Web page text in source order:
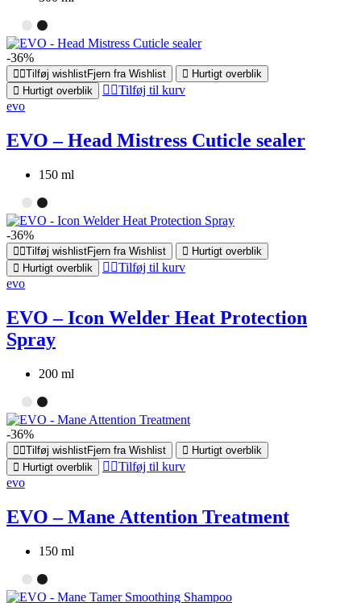
-36%
Tilføj wishlistFjern fra Wishlist
Hurtigt overblik
Hurtigt overblik
Tilføj til kurv
evo
EVO – Head Mistress Cuticle sealer
150 ml
-36%
Tilføj wishlistFjern fra Wishlist
Hurtigt overblik
Hurtigt overblik
Tilføj til kurv
evo
EVO – Icon Welder Heat Protection
Spray
200 ml
-36%
Tilføj wishlistFjern fra Wishlist
Hurtigt overblik
Hurtigt overblik
Tilføj til kurv
evo
EVO – Mane Attention Treatment
150 ml